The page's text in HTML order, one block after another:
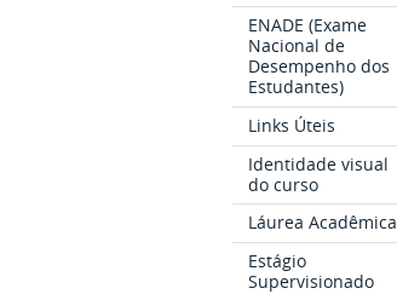
ENADE (Exame
Nacional de
Desempenho dos
Estudantes)
Links Úteis
Identidade visual
do curso
Láurea Acadêmica
Estágio
Supervisionado